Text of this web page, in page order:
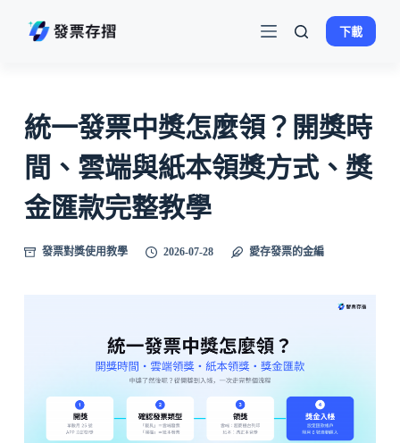
跳
內
容
下載
統一發票中獎怎麼領？開獎時
間、雲端與紙本領獎方式、獎
金匯款完整教學
發票對獎使用教學 2026-07-28 愛存發票的金編